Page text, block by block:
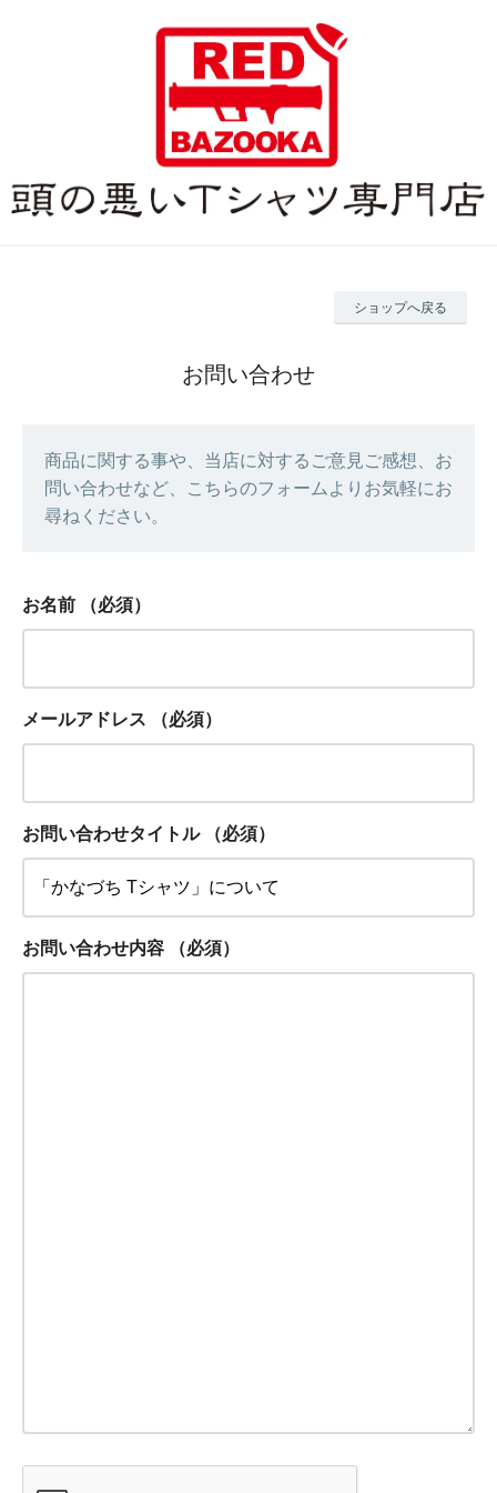
ショップへ戻る
お問い合わせ
商品に関する事や、当店に対するご意見ご感想、お
問い合わせなど、こちらのフォームよりお気軽にお
尋ねください。
お名前 （必須）
メールアドレス （必須）
お問い合わせタイトル （必須）
お問い合わせ内容 （必須）